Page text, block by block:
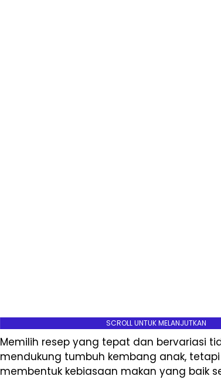
SCROLL UNTUK MELANJUTKAN
Memilih resep yang tepat dan bervariasi
mendukung tumbuh kembang anak,
membentuk kebiasaan makan yang baik